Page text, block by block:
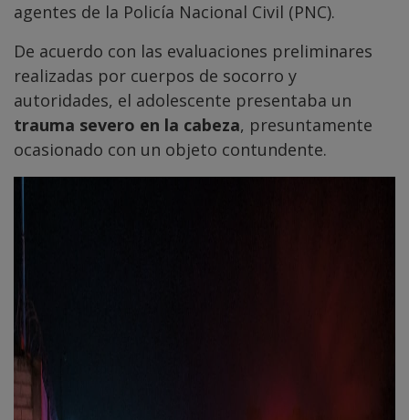
agentes de la Policía Nacional Civil (PNC).
De acuerdo con las evaluaciones preliminares
realizadas por cuerpos de socorro y
autoridades, el adolescente presentaba un
trauma severo en la cabeza, presuntamente
ocasionado con un objeto contundente.